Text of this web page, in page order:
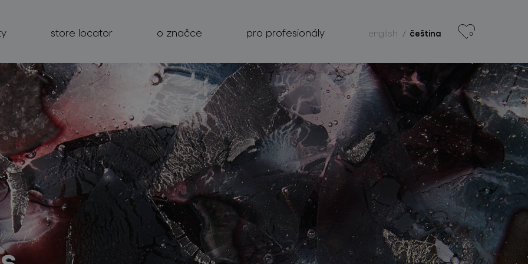
store locator o značce pro profesionály english čeština 0
produkty
projekty
o značce
pro profesionály
store locator